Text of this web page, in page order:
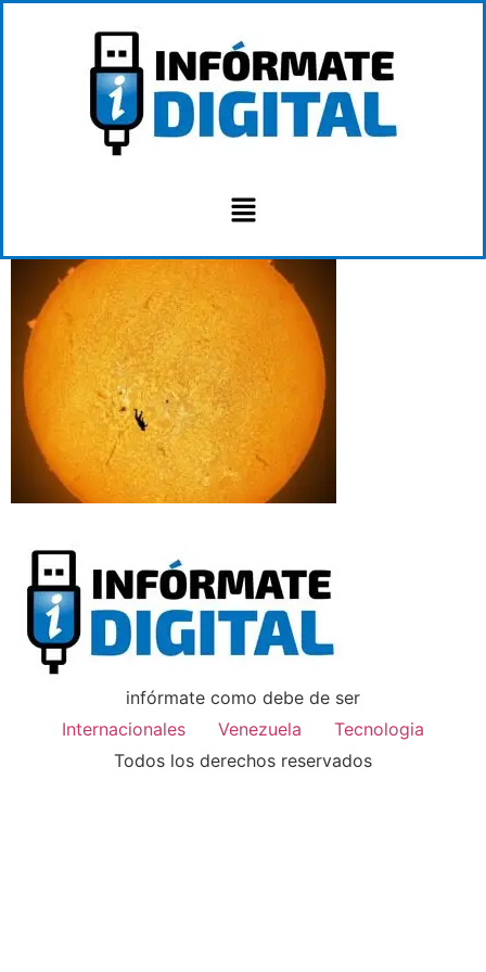
infórmate como debe de ser
Internacionales
Venezuela
Tecnologia
Todos los derechos reservados